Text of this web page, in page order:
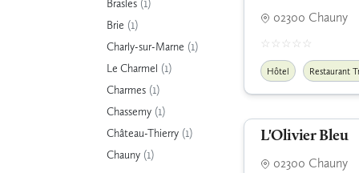
Brasles
Brie (1)
Charly-sur-Marne (1)
Le Charmel (1)
Charmes (1)
Chassemy (1)
Château-Thierry (1)
Chauny (1)
02300 Chauny
Hôtel Restaurant
L'Olivier Bleu
02300 Chauny